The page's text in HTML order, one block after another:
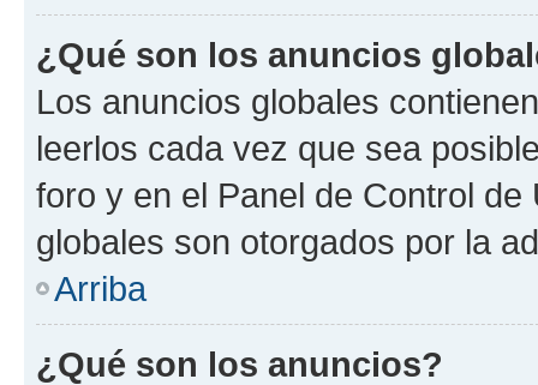
¿Qué son los anuncios
Los anuncios globales
leerlos cada vez que sea
foro y en el Panel de Control
globales son otorgados por la
Arriba
¿Qué son los anuncios?